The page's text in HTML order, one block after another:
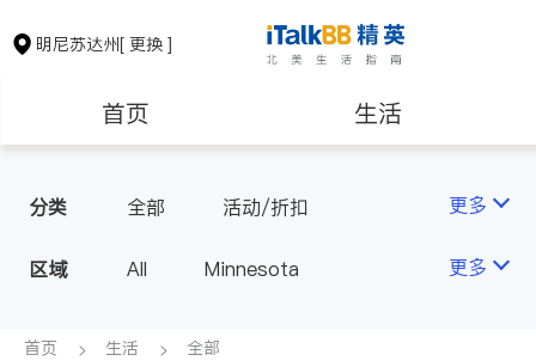
明尼苏达州[ 更换 ]
首页 生活
房地产租售
教育
分类 全部 活动/折扣 更多
区域 All Minnesota 更多
首页 生活 全部